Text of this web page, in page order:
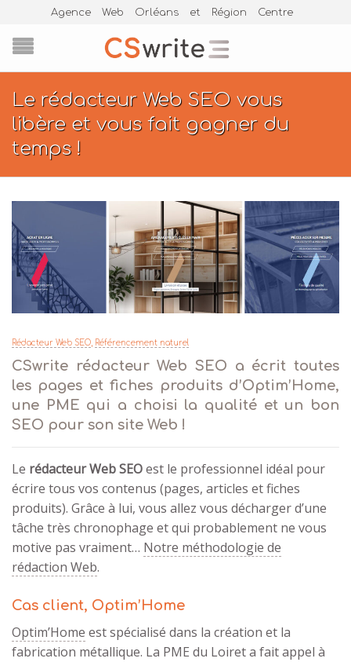
Agence Web Orléans et Région Centre
Le rédacteur Web SEO vous
libère et vous fait gagner du
temps !
Rédacteur Web SEO Référencement naturel
CSwrite rédacteur Web SEO a écrit toutes
les pages et fiches produits d’Optim’Home,
une PME qui a choisi la qualité et un bon
SEO pour son site Web !
Le rédacteur Web SEOest le professionnel idéal pour
écrire tous vos contenus (pages, articles et fiches
produits). Grâce à lui, vous allez vous décharger d’une
tâche très chronophage et qui probablement ne vous
motive pas vraiment… Notre méthodologie de
rédaction Web.
Cas client, Optim’Home
Optim’Home est spécialisé dans la création et la
fabrication métallique. La PME du Loiret a fait appel à